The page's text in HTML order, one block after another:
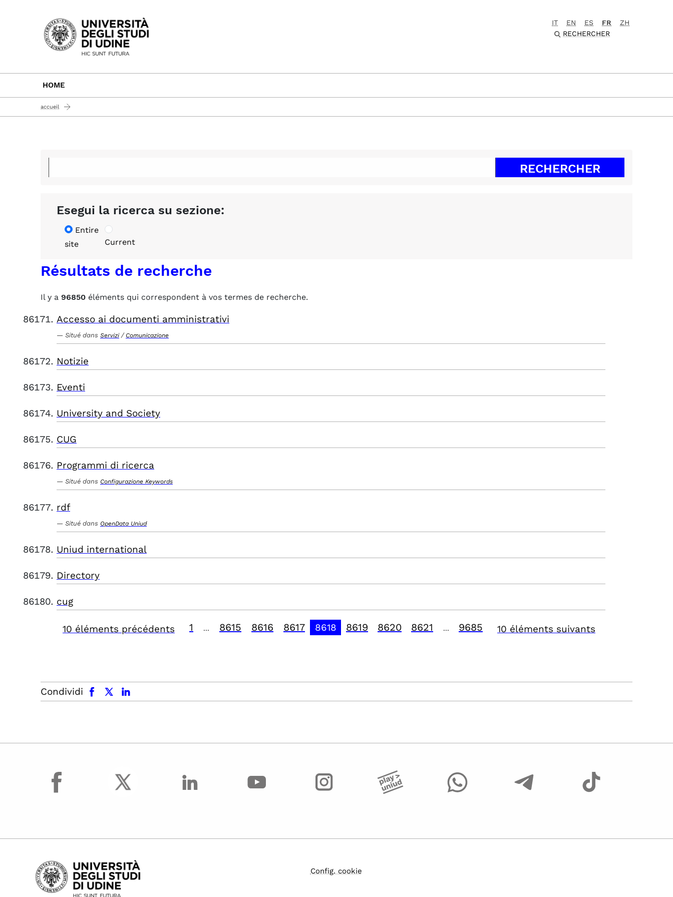
Passa al contenuto principale
IT EN ES FR
ZH
RECHERCHER
HOME
accueil
Esegui la ricerca su sezione:
Entire
site
Current
Résultats de recherche
Il y a 96850 éléments qui correspondent à vos termes de recherche.
Accesso ai documenti amministrativi
Situé dans Servizi / Comunicazione
Notizie
Eventi
University and Society
CUG
Programmi di ricerca
Situé dans Configurazione Keywords
rdf
Situé dans OpenData Uniud
Uniud international
Directory
cug
10 éléments précédents 1 8615 8616 8617 8618 8619 8620 8621 9685 10 éléments suivants
Condividi
facebook x.com linkedin
facebook
Config. cookie